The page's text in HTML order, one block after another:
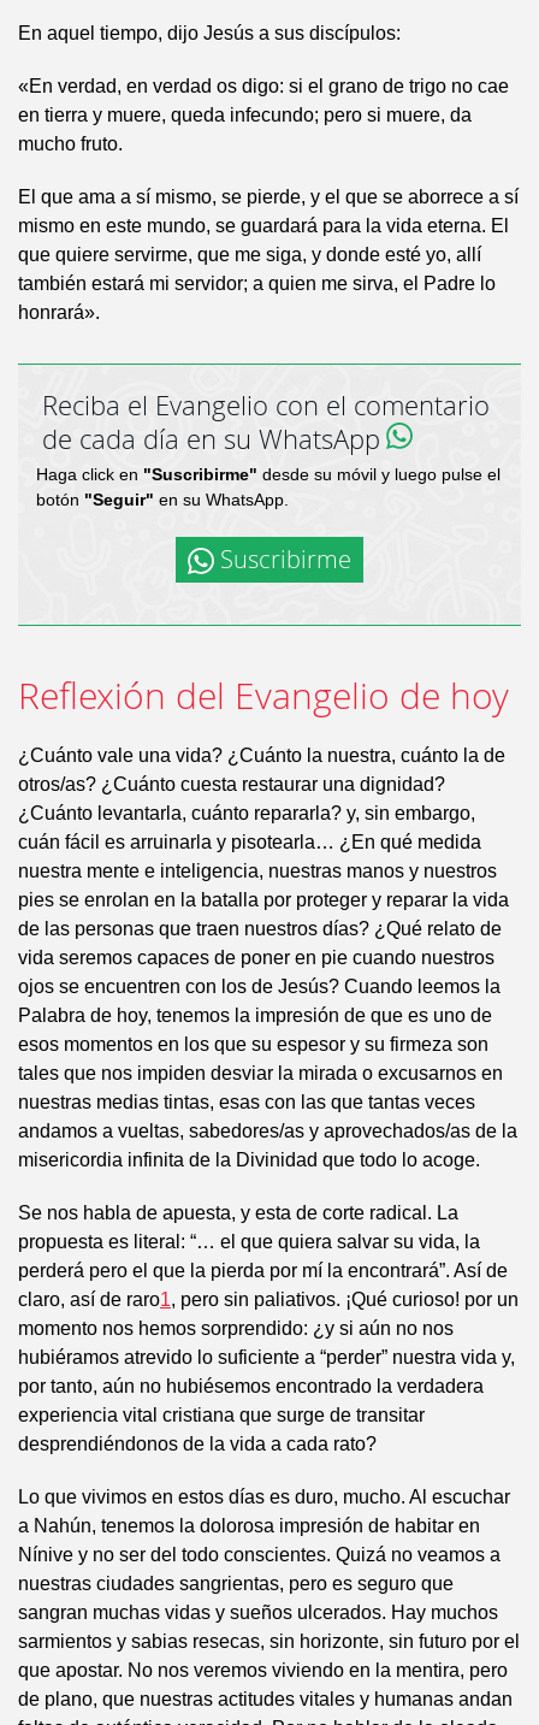
En aquel tiempo, dijo Jesús a sus discípulos:
«En verdad, en verdad os digo: si el grano de trigo no cae
en tierra y muere, queda infecundo; pero si muere, da
mucho fruto.
El que ama a sí mismo, se pierde, y el que se aborrece a sí
mismo en este mundo, se guardará para la vida eterna. El
que quiere servirme, que me siga, y donde esté yo, allí
también estará mi servidor; a quien me sirva, el Padre lo
honrará».
Reciba el Evangelio con el comentario
de cada día en su WhatsApp
Haga click en "Suscribirme" desde su móvil y luego pulse el
botón "Seguir" en su WhatsApp.
Suscribirme
Reflexión del Evangelio de hoy
¿Cuánto vale una vida? ¿Cuánto la nuestra, cuánto la de
otros/as? ¿Cuánto cuesta restaurar una dignidad?
¿Cuánto levantarla, cuánto repararla? y, sin embargo,
cuán fácil es arruinarla y pisotearla… ¿En qué medida
nuestra mente e inteligencia, nuestras manos y nuestros
pies se enrolan en la batalla por proteger y reparar la vida
de las personas que traen nuestros días? ¿Qué relato de
vida seremos capaces de poner en pie cuando nuestros
ojos se encuentren con los de Jesús? Cuando leemos la
Palabra de hoy, tenemos la impresión de que es uno de
esos momentos en los que su espesor y su firmeza son
tales que nos impiden desviar la mirada o excusarnos en
nuestras medias tintas, esas con las que tantas veces
andamos a vueltas, sabedores/as y aprovechados/as de la
misericordia infinita de la Divinidad que todo lo acoge.
Se nos habla de apuesta, y esta de corte radical. La
propuesta es literal: “… el que quiera salvar su vida, la
perderá pero el que la pierda por mí la encontrará”. Así de
claro, así de raro1, pero sin paliativos. ¡Qué curioso! por un
momento nos hemos sorprendido: ¿y si aún no nos
hubiéramos atrevido lo suficiente a “perder” nuestra vida y,
por tanto, aún no hubiésemos encontrado la verdadera
experiencia vital cristiana que surge de transitar
desprendiéndonos de la vida a cada rato?
Lo que vivimos en estos días es duro, mucho. Al escuchar
a Nahún, tenemos la dolorosa impresión de habitar en
Nínive y no ser del todo conscientes. Quizá no veamos a
nuestras ciudades sangrientas, pero es seguro que
sangran muchas vidas y sueños ulcerados. Hay muchos
sarmientos y sabias resecas, sin horizonte, sin futuro por el
que apostar. No nos veremos viviendo en la mentira, pero
de plano, que nuestras actitudes vitales y humanas andan